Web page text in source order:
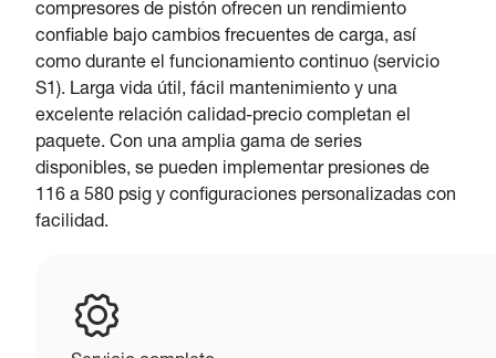
compresores de pistón ofrecen un rendimiento
confiable bajo cambios frecuentes de carga, así
como durante el funcionamiento continuo (servicio
S1). Larga vida útil, fácil mantenimiento y una
excelente relación calidad-precio completan el
paquete. Con una amplia gama de series
disponibles, se pueden implementar presiones de
116 a 580 psig y configuraciones personalizadas con
facilidad.